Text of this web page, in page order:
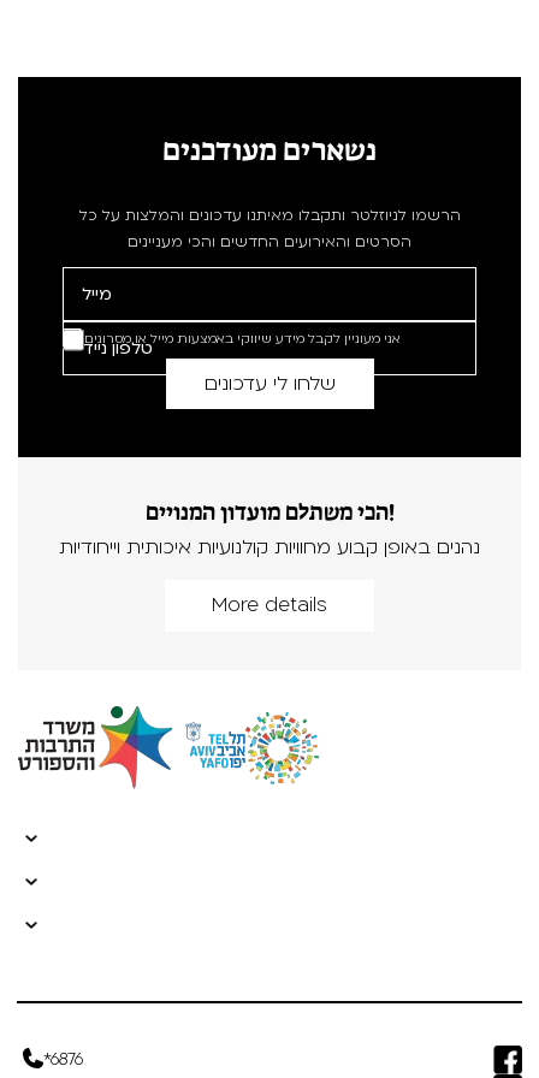
נשארים מעודכנים
הרשמו לניוזלטר ותקבלו מאיתנו עדכונים והמלצות על כל
הסרטים והאירועים החדשים והכי מעניינים
אני מעוניין לקבל מידע שיווקי באמצעות מייל או מסרונים
הכי משתלם מועדון המנויים!
נהנים באופן קבוע מחוויות קולנועיות איכותית וייחודיות
More details
*6876